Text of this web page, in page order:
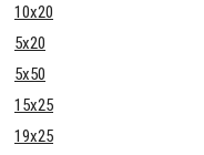
10x20
5x20
5x50
15x25
19x25